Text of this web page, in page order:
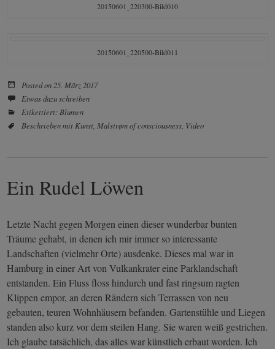
20150601_220300-Bild010
20150601_220500-Bild011
Posted on 25. März 2017
Etwas dazu schreiben
Etikettiert: Blumen
Beschrieben mit Kunst Malstrøm of consciousness Video
Ein Rudel Löwen
Letzte Nacht gegen Morgen einen dieser wunderbar bunten
Träume gehabt, in denen ich mir immer so interessante
Landschaften (vielmehr Orte) ausdenke. Dieses mal war in
Hamburg in einer Art von Vulkankrater eine Parklandschaft
entstanden. Ein Fluss floss hindurch und fast ringsum ragten
Klippen empor, an deren Rändern sich Terrassen von neu
gebauten, teuren Wohnhäusern befanden. Gartenstühle und Liegen
standen also kurz vor dem steilen Hang. Sie waren weiß gestrichen.
Ich glaube tatsächlich, das alles war künstlich erbaut worden. Ich